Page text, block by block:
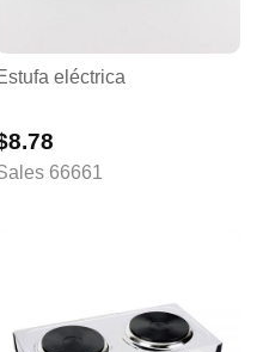
eléctrica
66661